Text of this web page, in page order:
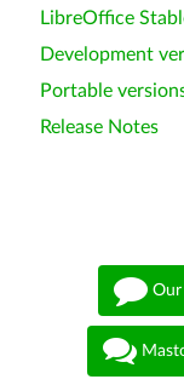
LibreOffice
Development
Portable
Release Notes
Our